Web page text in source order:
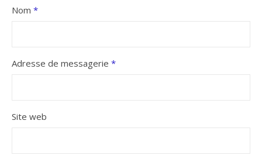
Nom *
Adresse de messagerie *
Site web